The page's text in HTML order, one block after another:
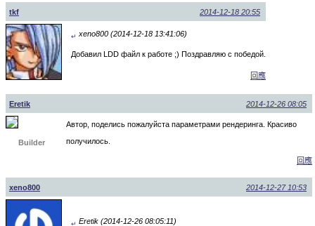
tkf 2014-12-18 20:55
↵ xeno800 (2014-12-18 13:41:06)
Добавил LDD файл к работе ;) Поздравляю с победой.
回應
Eretik 2014-12-26 08:05
Builder
Автор, поделись пожалуйста параметрами рендеринга. Красиво
получилось.
回應
xeno800 2014-12-27 10:53
↵ Eretik (2014-12-26 08:05:11)